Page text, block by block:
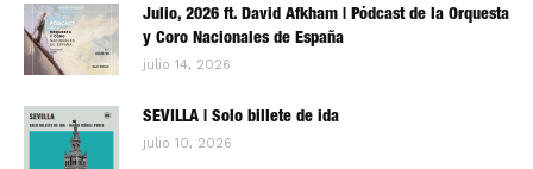
Julio, 2026 ft. David Afkham | Pódcast de la Orquesta
y Coro Nacionales de España
julio 14, 2026
SEVILLA | Solo billete de ida
julio 10, 2026